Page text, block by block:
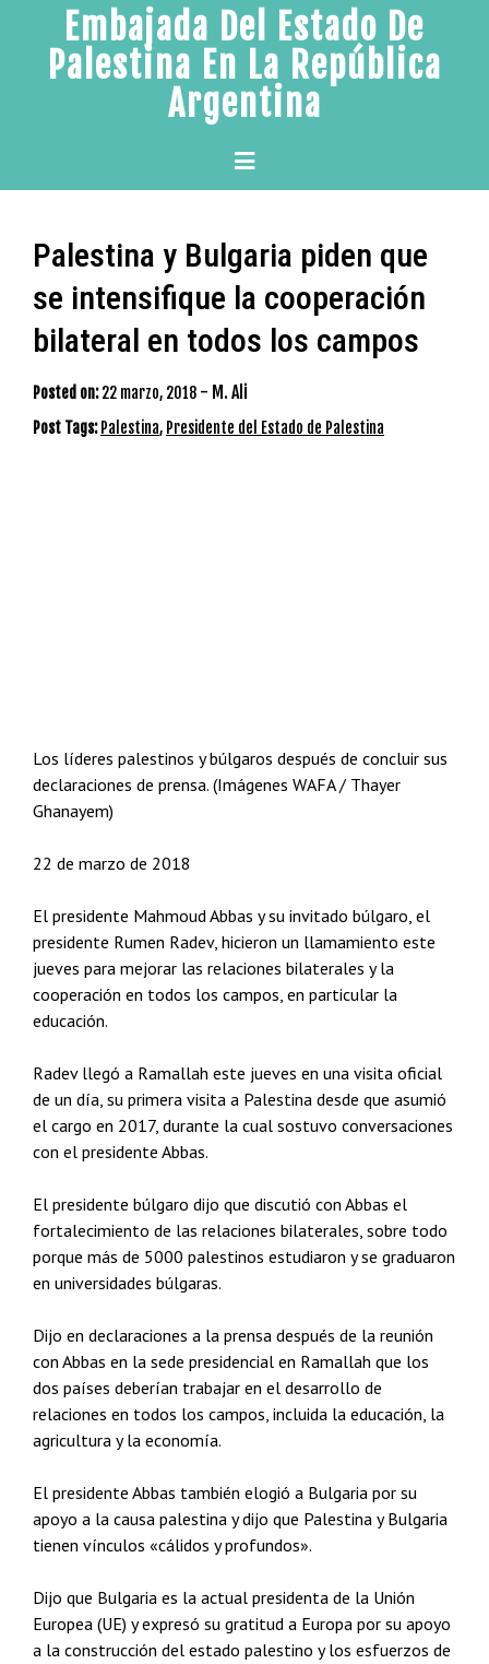
content
Embajada Del Estado De
Palestina En La República
Argentina
Primary
Menu
Palestina y Bulgaria piden que
se intensifique la cooperación
bilateral en todos los campos
Posted on: 22 marzo, 2018 - M. Ali
Post Tags: Palestina, Presidente del Estado de Palestina
Los líderes palestinos y búlgaros después de concluir sus
declaraciones de prensa. (Imágenes WAFA / Thayer
Ghanayem)
22 de marzo de 2018
El presidente Mahmoud Abbas y su invitado búlgaro, el
presidente Rumen Radev, hicieron un llamamiento este
jueves para mejorar las relaciones bilaterales y la
cooperación en todos los campos, en particular la
educación.
Radev llegó a Ramallah este jueves en una visita oficial
de un día, su primera visita a Palestina desde que asumió
el cargo en 2017, durante la cual sostuvo conversaciones
con el presidente Abbas.
El presidente búlgaro dijo que discutió con Abbas el
fortalecimiento de las relaciones bilaterales, sobre todo
porque más de 5000 palestinos estudiaron y se graduaron
en universidades búlgaras.
Dijo en declaraciones a la prensa después de la reunión
con Abbas en la sede presidencial en Ramallah que los
dos países deberían trabajar en el desarrollo de
relaciones en todos los campos, incluida la educación, la
agricultura y la economía.
El presidente Abbas también elogió a Bulgaria por su
apoyo a la causa palestina y dijo que Palestina y Bulgaria
tienen vínculos «cálidos y profundos».
Dijo que Bulgaria es la actual presidenta de la Unión
Europea (UE) y expresó su gratitud a Europa por su apoyo
a la construcción del estado palestino y los esfuerzos de